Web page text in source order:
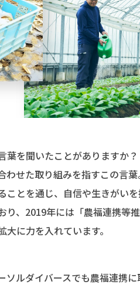
葉を聞いたことがありますか
わせた取り組みを指すこの言
ことを通じ、自信や生きがい
り、2019年には「農福連携等
に力を入れています。
ソルダイバースでも農福連携に